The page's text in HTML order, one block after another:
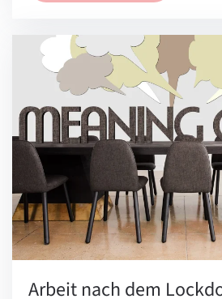
Arbeit nach dem